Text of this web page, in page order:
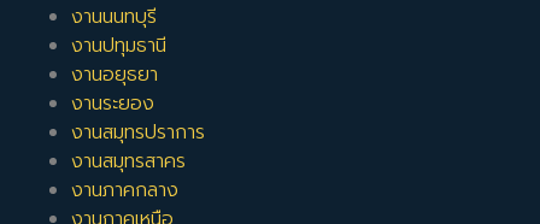
งานนนทบุรี
งานปทุมธานี
งานอยุธยา
งานระยอง
งานสมุทรปราการ
งานสมุทรสาคร
งานภาคกลาง